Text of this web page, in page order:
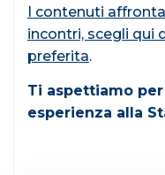
I contenuti
incontri, scegli qui
preferita.
Ti aspettiamo
esperienza alla